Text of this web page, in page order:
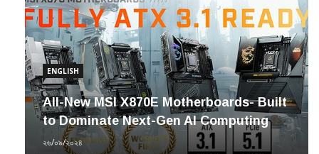
ENGLISH
All-New MSI X870E Motherboards- Built
to Dominate Next-Gen AI Computing